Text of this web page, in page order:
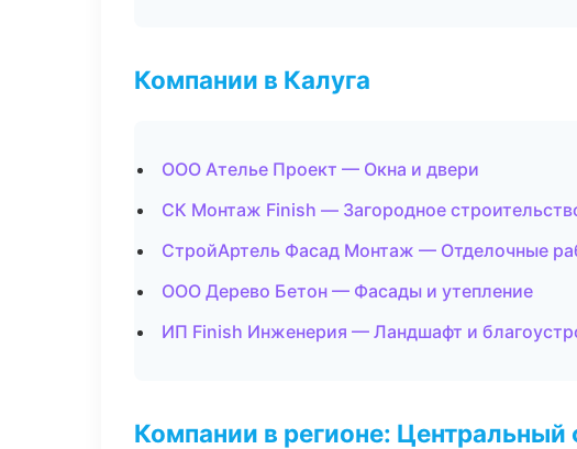
Компании в Калуга
ООО Ателье Проект — Окна и двери
СК Монтаж Finish — Загородное
СтройАртель Фасад Монтаж — Отделочные
ООО Дерево Бетон — Фасады и утепление
ИП Finish Инженерия — Ландшафт и
Компании в регионе: